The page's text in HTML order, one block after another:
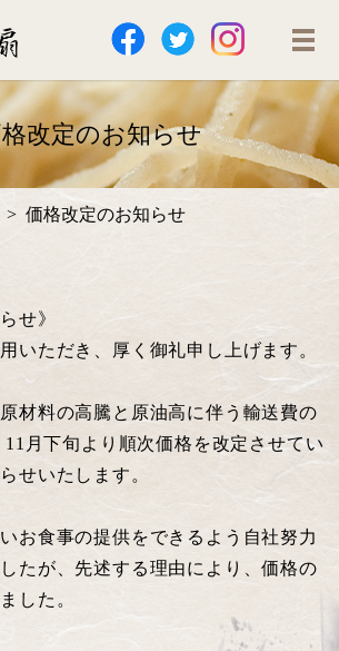
改定のお知らせ
価格改定のお知らせ
せ》
いただき、厚く御礼申し上げます。
材料の高騰と原油高に伴う輸送費の
月下旬より順次価格を改定させてい
せいたします。
お食事の提供をできるよう自社努力
たが、先述する理由により、価格の
した。